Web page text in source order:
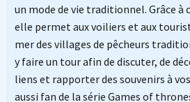
un mode de vie traditionnel. Grâce
elle permet aux voiliers et aux
mer des villages de pêcheurs
y faire un tour afin de discuter, de
liens et rapporter des souvenirs à
aussi fan de la série Games of